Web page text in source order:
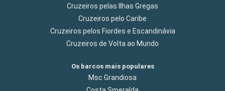
Cruzeiros pelas Ilhas Gregas
Cruzeiros pelo Caribe
Cruzeiros pelos Fiordes e Escandinávia
Cruzeiros de Volta ao Mundo
Os barcos mais populares
Msc Grandiosa